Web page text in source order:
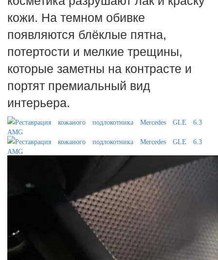
кожи. На темном обивке
появляются блёклые пятна,
потертости и мелкие трещины,
которые заметны на контрасте и
портят премиальный вид
интерьера.